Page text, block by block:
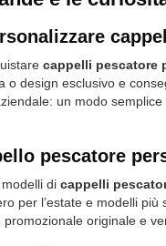
cappelli pescatore
o design esclusivo e
un modo
pescatore
di cappelli
per l’estate e modelli
originale e